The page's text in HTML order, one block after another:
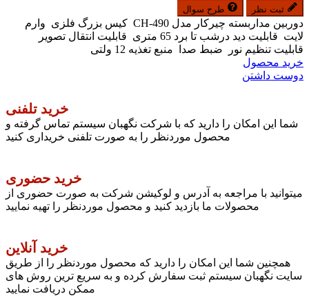
ثبت نظر طرح سوال
دوربین مداربسته چیرکار مدل CH-490 کیس بزرگ فلزی وارم
لایت قابلیت دید درشب تا برد 65 متری قابلیت انتقال تصویر
قابلیت تنظیم نور ضبط صدا منبع تغذیه 12 ولتی
خرید محصول
دوست داشتن
خرید تلفنی
شما این امکان را دارید که با شرکت نگهبان سیستم تماس گرفته و
محصول موردنظر را به صورت تلفنی خریداری کنید
خرید حضوری
میتوانید با مراجعه به آدرس و لوکیشن شرکت به صورت حضوری از
محصولات ما بازدید کنید و محصول موردنظر را تهیه نمایید
خرید آنلاین
همچنین شما این امکان را دارید که محصول موردنظر را از طریق
سایت نگهبان سیستم ثبت سفارش کرده و به سریع ترین روش های
ممکن دریافت نمایید